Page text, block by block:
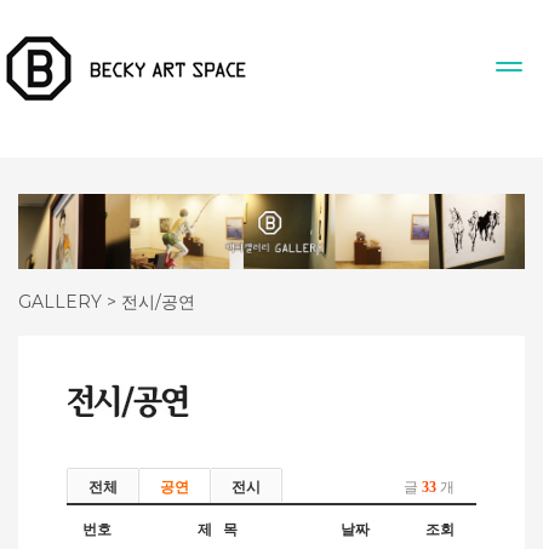
GALLERY > 전시/공연
글 33 개
전체 공연 전시
번호 제 목 날짜 조회